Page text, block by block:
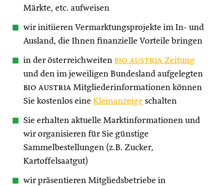
Märkte, etc. aufweisen
wir initiieren Vermarktungsprojekte im In- und
Ausland, die Ihnen finanzielle Vorteile bringen
in der österreichweiten bio austria Zeitung
und den im jeweiligen Bundesland aufgelegten
bio austria Mitgliederinformationen können
Sie kostenlos eine Kleinanzeige schalten
Sie erhalten aktuelle Marktinformationen und
wir organisieren für Sie günstige
Sammelbestellungen (z.B. Zucker,
Kartoffelsaatgut)
wir präsentieren Mitgliedsbetriebe in